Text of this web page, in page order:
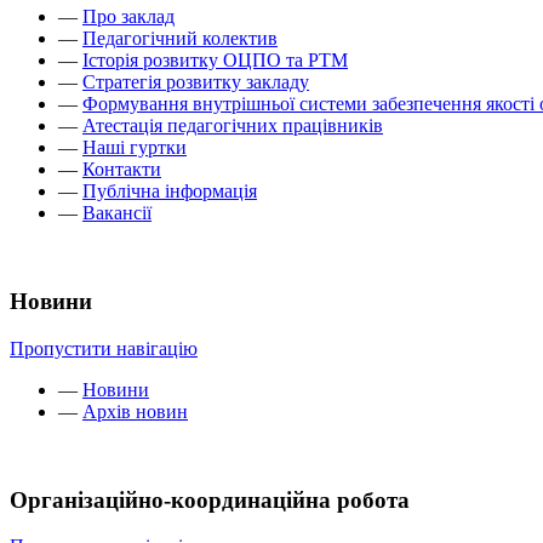
— Про заклад
— Педагогічний колектив
— Історія розвитку ОЦПО та РТМ
— Стратегія розвитку закладу
— Формування внутрішньої системи забезпечення якості
— Атестація педагогічних працівників
— Наші гуртки
— Контакти
— Публічна інформація
— Вакансії
Новини
Пропустити навігацію
— Новини
— Архів новин
Організаційно-координаційна робота